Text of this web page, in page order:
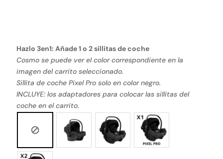
Hazlo 3en1: Añade 1 o 2 sillitas de coche
Cosmo se puede ver el color correspondiente en la
imagen del carrito seleccionado.
Sillita de coche Pixel Pro solo en color negro.
INCLUYE: los adaptadores para colocar las sillitas del
coche en el carrito.